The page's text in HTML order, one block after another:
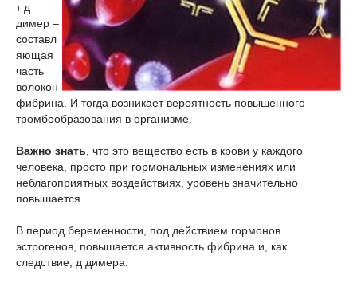
т д
димер –
составл
яющая
часть
волокон
фибрина. И тогда возникает вероятность повышенного
тромбообразования в организме.
Важно знать , что это вещество есть в крови у каждого
человека, просто при гормональных изменениях или
неблагоприятных воздействиях, уровень значительно
повышается.
В период беременности, под действием гормонов
эстрогенов, повышается активность фибрина и, как
следствие, д димера.